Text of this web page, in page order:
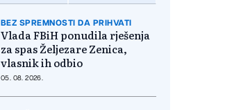
BEZ SPREMNOSTI DA PRIHVATI
Vlada FBiH ponudila rješenja
za spas Željezare Zenica,
vlasnik ih odbio
05. 08. 2026.